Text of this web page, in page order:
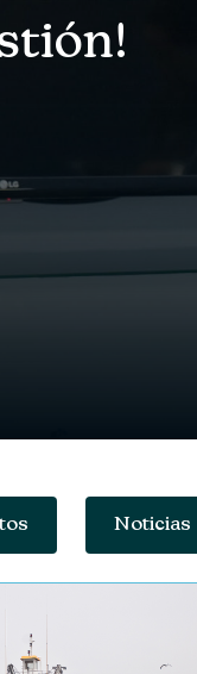
Noticias